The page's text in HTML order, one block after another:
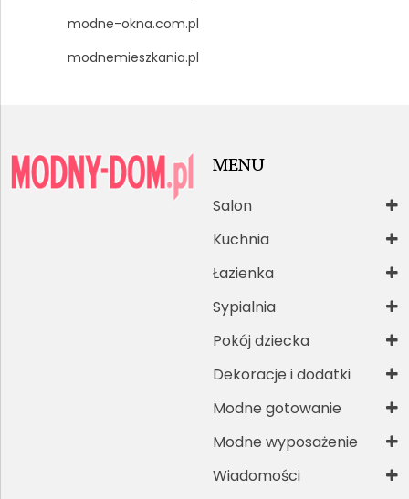
modne-okna.com.pl
modnemieszkania.pl
MENU
Salon
Kuchnia
Łazienka
Sypialnia
Pokój dziecka
Dekoracje i dodatki
Modne gotowanie
Modne wyposażenie
Wiadomości